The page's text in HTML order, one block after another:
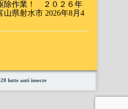
除作業！ ２０２６年
県射水市 2026年8月4
lutte anti insecte